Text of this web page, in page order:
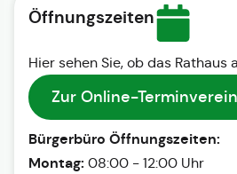
Öffnungszeiten
Hier sehen Sie, ob das
Zur Online-
Bürgerbüro Öffnungszeiten:
Montag: 08:00 - 12:00 Uhr